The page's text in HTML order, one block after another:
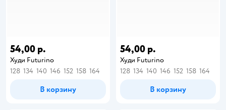
54,00 р.
Худи Futurino
128 134 140 146 152 158 164
В корзину
54,00 р.
Худи Futurino
128 134 140 146 152 158 164
В корзину